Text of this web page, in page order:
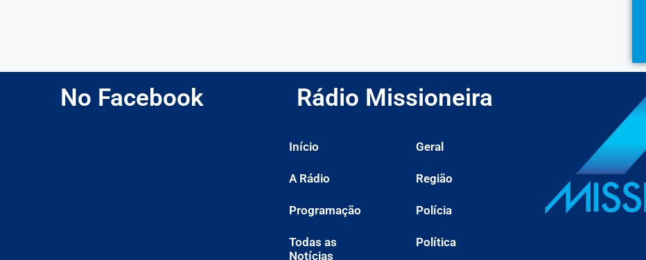
No Facebook Rádio Missioneira
Início
A Rádio
Programação
Todas as
Notícias
Geral
Região
Polícia
Política